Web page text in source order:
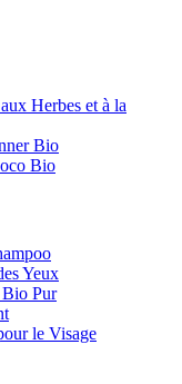
Herbes et à la
Bio
Bio
Yeux
Pur
le Visage